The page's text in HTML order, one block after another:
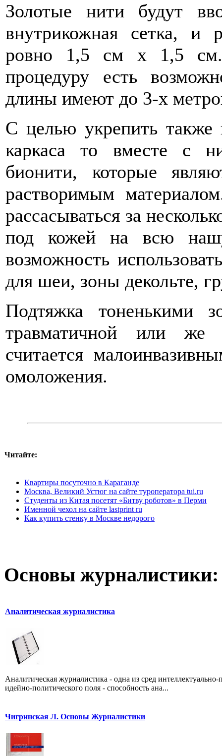
Золотые нити будут
внутрикожная сетка, и
ровно 1,5 см х 1,5
процедуру есть
длины имеют до 3-х
С целью укрепить также
каркаса то вместе с
бионити, которые
растворимым
рассасываться за
под кожей на всю
возможность
для шеи, зоны декольте,
Подтяжка тоненькими
травматичной или же
считается
омоложения.
Читайте:
Квартиры посуточно в Караганде
Москва, Великий Устюг на сайте туроператора tui.ru
Студенты из Китая посетят «Битву роботов» в Перми
Именной чехол на сайте lastprint ru
Как купить стенку в Москве недорого
Основы журналистики:
Аналитическая журналистика
Аналитическая журналистика - одна из сред
идейно-политического поля - способность ана...
Чигринская Л. Основы Журналистики